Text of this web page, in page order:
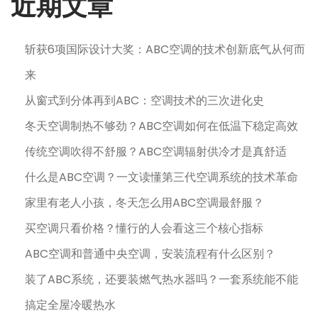
斩获6项国际设计大奖：ABC空调的技术创新底气从何而
来
从窗式到分体再到ABC：空调技术的三次进化史
冬天空调制热不够劲？ABC空调如何在低温下稳定高效
传统空调吹得不舒服？ABC空调辐射供冷才是真舒适
什么是ABC空调？一文读懂第三代空调系统的技术革命
家里有老人小孩，冬天怎么用ABC空调最舒服？
买空调只看价格？懂行的人会看这三个核心指标
ABC空调和普通中央空调，安装流程有什么区别？
装了ABC系统，还要装燃气热水器吗？一套系统能不能
搞定全屋冷暖热水